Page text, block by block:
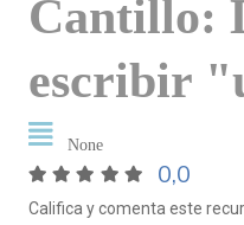
Cantillo:
escribir
None
0,0
Califica y comenta este